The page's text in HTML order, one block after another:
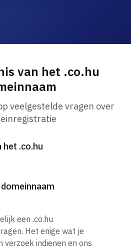
van het .co.hu
veelgestelde vragen over
het .co.hu
een .co.hu
Het enige wat je
verzoek indienen en ons